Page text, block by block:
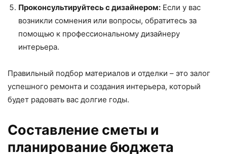
Проконсультируйтесь с дизайнером: Если у вас
возникли сомнения или вопросы, обратитесь за
помощью к профессиональному дизайнеру
интерьера.
Правильный подбор материалов и отделки – это залог
успешного ремонта и создания интерьера, который
будет радовать вас долгие годы.
Составление сметы и
планирование бюджета